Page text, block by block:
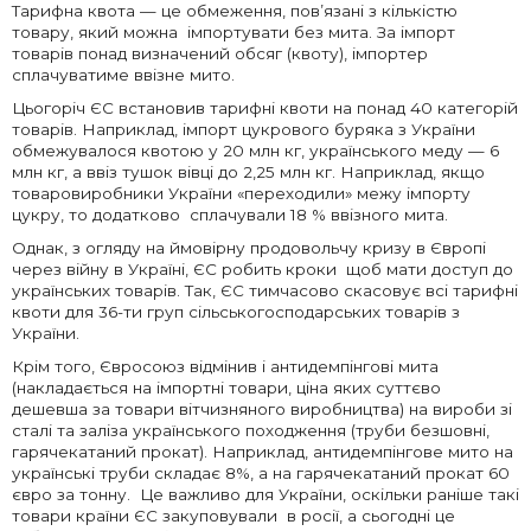
Тарифна квота — це обмеження, пов’язані з кількістю
товару, який можна імпортувати без мита. За імпорт
товарів понад визначений обсяг (квоту), імпортер
сплачуватиме ввізне мито.
Цьогоріч ЄС встановив тарифні квоти на понад 40 категорій
товарів. Наприклад, імпорт цукрового буряка з України
обмежувалося квотою у 20 млн кг, українського меду — 6
млн кг, а ввіз тушок вівці до 2,25 млн кг. Наприклад, якщо
товаровиробники України «переходили» межу імпорту
цукру, то додатково сплачували 18 % ввізного мита.
Однак, з огляду на ймовірну продовольчу кризу в Європі
через війну в Україні, ЄС робить кроки щоб мати доступ до
українських товарів. Так, ЄС тимчасово скасовує всі тарифні
квоти для 36-ти груп сільськогосподарських товарів з
України.
Крім того, Євросоюз відмінив і антидемпінгові мита
(накладається на імпортні товари, ціна яких суттєво
дешевша за товари вітчизняного виробництва) на вироби зі
сталі та заліза українського походження (труби безшовні,
гарячекатаний прокат). Наприклад, антидемпінгове мито на
українські труби складає 8%, а на гарячекатаний прокат 60
євро за тонну. Це важливо для України, оскільки раніше такі
товари країни ЄС закуповували в росії, а сьогодні це